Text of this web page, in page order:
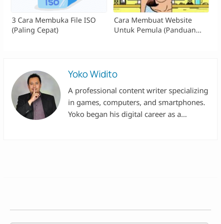
3 Cara Membuka File ISO
(Paling Cepat)
Cara Membuat Website
Untuk Pemula (Panduan
Yoko Widito
A professional content writer specializing
in games, computers, and smartphones.
Yoko began his digital career as a
for the companies he's worked with.